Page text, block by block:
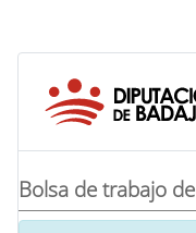
Bolsa de trabajo